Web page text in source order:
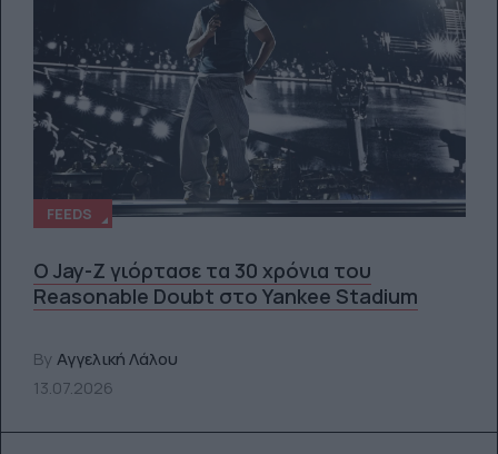
FEEDS
Ο Jay-Z γιόρτασε τα 30 χρόνια του
Reasonable Doubt στο Yankee Stadium
By Αγγελική Λάλου
13.07.2026